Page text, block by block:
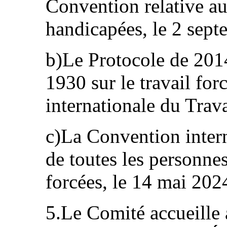
Convention relative
handicapées, le 2
b)Le Protocole de
1930 sur le travail
internationale du
c)La Convention
de toutes les
forcées, le 14 mai
5.Le Comité accueille